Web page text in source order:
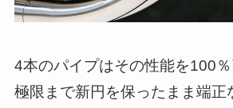
4本のパイプはその性能を100
極限まで新円を保ったまま端正